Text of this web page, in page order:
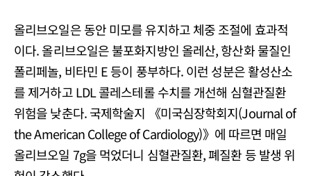
올리브오일은 동안 미모를 유지하고 체중 조절에 효과적
이다. 올리브오일은 불포화지방인 올레산, 항산화 물질인
폴리페놀, 비타민 E 등이 풍부하다. 이런 성분은 활성산소
를 제거하고 LDL 콜레스테롤 수치를 개선해 심혈관질환
위험을 낮춘다. 국제학술지 《미국심장학회지(Journal of
the American College of Cardiology)》에 따르면 매일
올리브오일 7g을 먹었더니 심혈관질환, 폐질환 등 발생 위